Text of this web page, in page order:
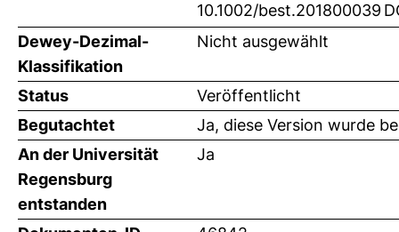
10.1002/best.201800039
Dewey-Dezimal-
Klassifikation
Nicht ausgewählt
Status
Veröffentlicht
Begutachtet
Ja, diese Version wurde
An der Universität
Regensburg
entstanden
Ja